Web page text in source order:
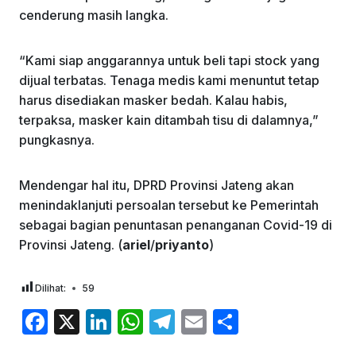
cenderung masih langka.
“Kami siap anggarannya untuk beli tapi stock yang
dijual terbatas. Tenaga medis kami menuntut tetap
harus disediakan masker bedah. Kalau habis,
terpaksa, masker kain ditambah tisu di dalamnya,”
pungkasnya.
Mendengar hal itu, DPRD Provinsi Jateng akan
menindaklanjuti persoalan tersebut ke Pemerintah
sebagai bagian penuntasan penanganan Covid-19 di
Provinsi Jateng. (ariel/priyanto)
Dilihat: 59
F
X
Li W T
E